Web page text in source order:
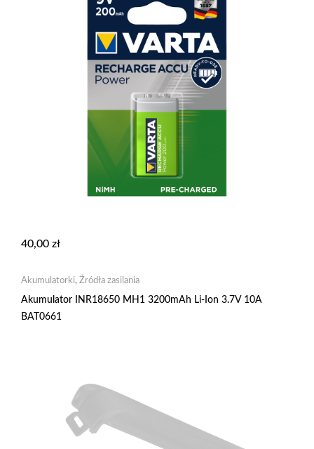
40,00 zł
Akumulatorki, Źródła zasilania
Akumulator INR18650 MH1 3200mAh Li-Ion 3.7V 10A
BAT0661